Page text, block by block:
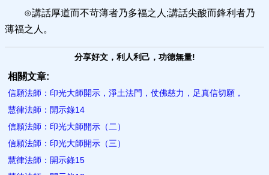
⊙講話厚道而不苛薄者乃多福之人;講話尖酸而鋒利者乃
薄福之人。
分享好文，利人利己，功德無量!
相關文章:
信願法師：印光大師開示，淨土法門，仗佛慈力，足真信切願，
慧律法師：開示錄14
信願法師：印光大師開示（二）
信願法師：印光大師開示（三）
慧律法師：開示錄15